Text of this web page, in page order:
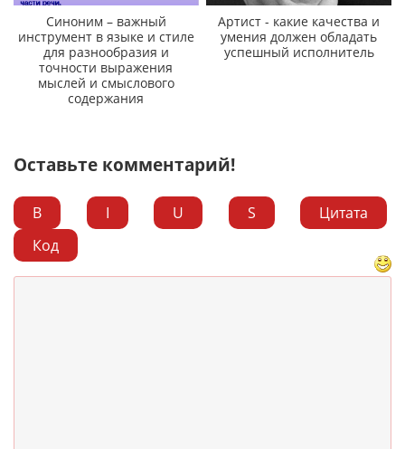
Синоним – важный
инструмент в языке и стиле
для разнообразия и
точности выражения
мыслей и смыслового
содержания
Артист - какие качества и
умения должен обладать
успешный исполнитель
Оставьте комментарий!
B I U S
Цитата
Код